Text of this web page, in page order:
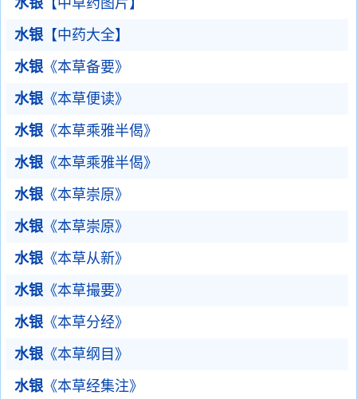
水银【中草药图片】
水银【中药大全】
水银《本草备要》
水银《本草便读》
水银《本草乘雅半偈》
水银《本草乘雅半偈》
水银《本草崇原》
水银《本草崇原》
水银《本草从新》
水银《本草撮要》
水银《本草分经》
水银《本草纲目》
水银《本草经集注》